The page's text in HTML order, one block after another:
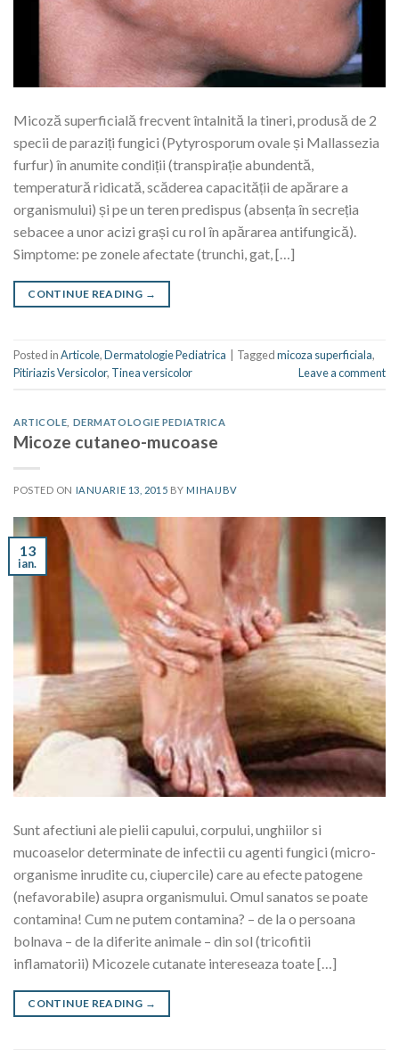
Micoză superficială frecvent întalnită la tineri, produsă de 2
specii de paraziți fungici (Pytyrosporum ovale și Mallassezia
furfur) în anumite condiții (transpirație abundentă,
temperatură ridicată, scăderea capacității de apărare a
organismului) și pe un teren predispus (absența în secreția
sebacee a unor acizi grași cu rol în apărarea antifungică).
Simptome: pe zonele afectate (trunchi, gat, […]
CONTINUE READING →
Posted inArticole,Dermatologie Pediatrica Taggedmicoza superficiala,
Pitiriazis Versicolor, Tinea versicolor Leave a comment
ARTICOLE DERMATOLOGIE PEDIATRICA
Micoze cutaneo-mucoase
POSTED ON IANUARIE 13, 2015 BYMIHAIJBV
13
ian.
Sunt afectiuni ale pielii capului, corpului, unghiilor si
mucoaselor determinate de infectii cu agenti fungici (micro-
organisme inrudite cu, ciupercile) care au efecte patogene
(nefavorabile) asupra organismului. Omul sanatos se poate
contamina! Cum ne putem contamina? – de la o persoana
bolnava – de la diferite animale – din sol (tricofitii
inflamatorii) Micozele cutanate intereseaza toate […]
CONTINUE READING →